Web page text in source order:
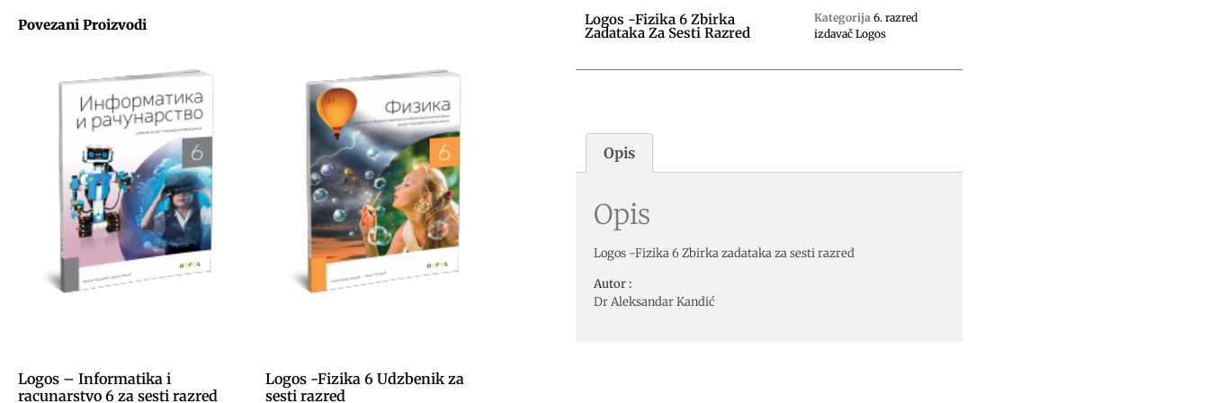
Povezani Proizvodi
Logos – Informatika i
racunarstvo 6 za sesti razred
Logos -Fizika 6 Udzbenik za
sesti razred
Logos -Fizika 6 Zbirka
Zadataka Za Sesti Razred
Kategorija 6. razred
izdavač Logos
Opis
Opis
Logos -Fizika 6 Zbirka zadataka za sesti razred
Autor :
Dr Aleksandar Kandić